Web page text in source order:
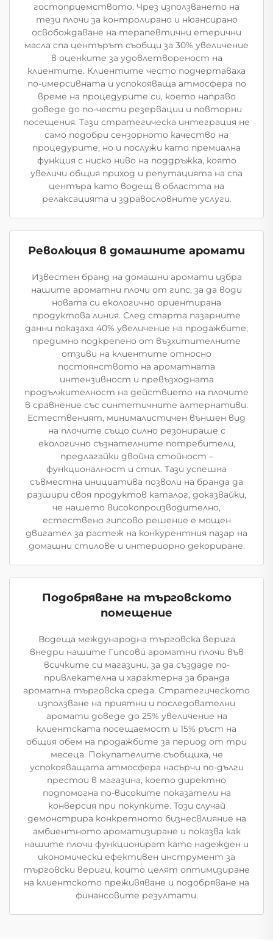
гостоприемството. Чрез използването на
тези плочи за контролирано и нюансирано
освобождаване на терапевтични етерични
масла спа центърът съобщи за 30% увеличение
в оценките за удовлетвореност на
клиентите. Клиентите често подчертаваха
по-имерсивната и успокояваща атмосфера по
време на процедурите си, което направо
доведе до по-чести резервации и повторни
посещения. Тази стратегическа интеграция не
само подобри сензорното качество на
процедурите, но и послужи като премиална
функция с ниско ниво на поддръжка, която
увеличи общия приход и репутацията на спа
центъра като водещ в областта на
релаксацията и здравословните услуги.
Революция в домашните аромати
Известен бранд на домашни аромати избра
нашите ароматни плочи от гипс, за да води
новата си екологично ориентирана
продуктова линия. След старта пазарните
данни показаха 40% увеличение на продажбите,
предимно подкрепено от възхитителните
отзиви на клиентите относно
постоянството на ароматната
интензивност и превъзходната
продължителност на действието на плочите
в сравнение със синтетичните алтернативи.
Естественият, минималистичен външен вид
на плочите също силно резонираше с
екологично съзнателните потребители,
предлагайки двойна стойност –
функционалност и стил. Тази успешна
съвместна инициатива позволи на бранда да
разшири своя продуктов каталог, доказвайки,
че нашето високопроизводително,
естествено гипсово решение е мощен
двигател за растеж на конкурентния пазар на
домашни стилове и интериорно декориране.
Подобряване на търговското
помещение
Водеща международна търговска верига
внедри нашите Гипсови ароматни плочи във
всичките си магазини, за да създаде по-
привлекателна и характерна за бранда
ароматна търговска среда. Стратегическото
използване на приятни и последователни
аромати доведе до 25% увеличение на
клиентската посещаемост и 15% ръст на
общия обем на продажбите за период от три
месеца. Покупателите съобщиха, че
успокояващата атмосфера насърчи по-дълги
престои в магазина, което директно
подпомогна по-високите показатели на
конверсия при покупките. Този случай
демонстрира конкретното бизнесвлияние на
амбиентното ароматизиране и показва как
нашите плочи функционират като надежден и
икономически ефективен инструмент за
търговски вериги, които целят оптимизиране
на клиентското преживяване и подобряване на
финансовите резултати.